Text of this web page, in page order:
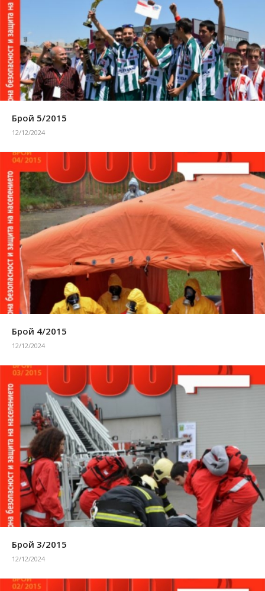
Брой 5/2015
12/12/2024
Брой 4/2015
12/12/2024
Брой 3/2015
12/12/2024